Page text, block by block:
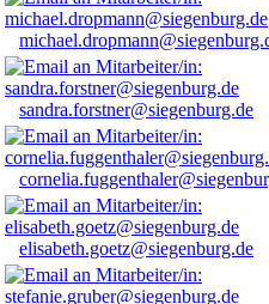
sandra.forstner@siegenburg.de
elisabeth.goetz@siegenburg.de